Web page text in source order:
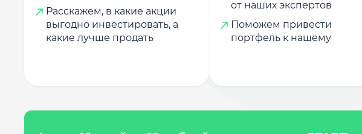
Расскажем, в какие акции
выгодно инвестировать, а
какие лучше продать
от наших экспертов
Поможем привести
портфель к нашему